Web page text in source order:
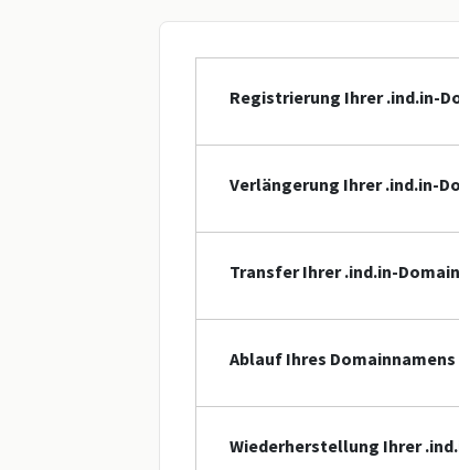
Registrierung Ihrer .ind.in-
Verlängerung Ihrer .ind.in-
Transfer Ihrer .ind.in-Domain
Ablauf Ihres Domainnamens
Wiederherstellung Ihrer